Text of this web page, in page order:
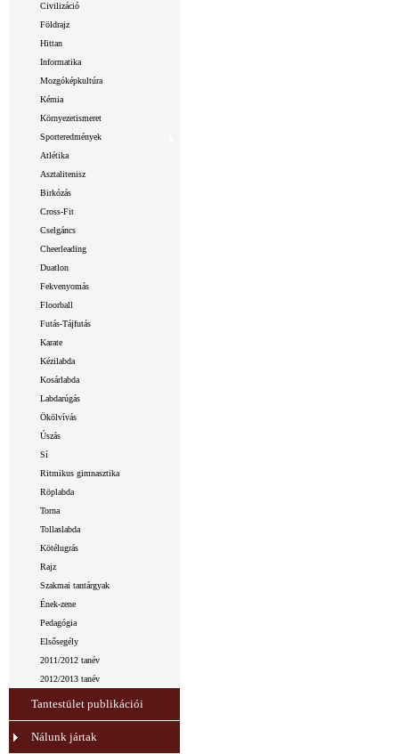
Civilizáció
Földrajz
Hittan
Informatika
Mozgóképkultúra
Kémia
Környezetismeret
Sporteredmények
Atlétika
Asztalitenisz
Birkózás
Cross-Fit
Cselgáncs
Cheerleading
Duatlon
Fekvenyomás
Floorball
Futás-Tájfutás
Karate
Kézilabda
Kosárlabda
Labdarúgás
Ökölvívás
Úszás
Sí
Ritmikus gimnasztika
Röplabda
Torna
Tollaslabda
Kötélugrás
Rajz
Szakmai tantárgyak
Ének-zene
Pedagógia
Elsősegély
2011/2012 tanév
2012/2013 tanév
Tantestület publikációi
Nálunk jártak